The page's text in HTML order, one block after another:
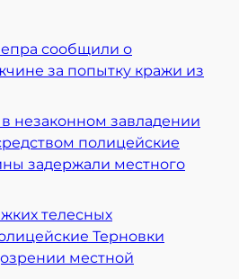
сообщили о
за попытку кражи из
незаконном завладении
полицейские
задержали местного
телесных
Терновки
местной